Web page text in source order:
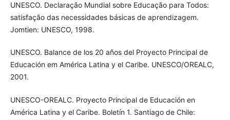
UNESCO. Declaração Mundial sobre Educação para Todos:
satisfação das necessidades básicas de aprendizagem.
Jomtien: UNESCO, 1998.
UNESCO. Balance de los 20 años del Proyecto Principal de
Educación em América Latina y el Caribe. UNESCO/OREALC,
2001.
UNESCO-OREALC. Proyecto Principal de Educación en
América Latina y el Caribe. Boletín 1. Santiago de Chile: